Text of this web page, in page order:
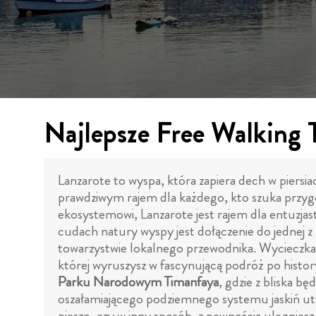
Najlepsze Free Walking
Lanzarote to wyspa, która zapiera dech w
prawdziwym rajem dla każdego, kto szuka
ekosystemowi, Lanzarote jest rajem dla
cudach natury wyspy jest dołączenie do jednej
towarzystwie lokalnego przewodnika.
której wyruszysz w fascynującą podróż po
Parku Narodowym Timanfaya, gdzie z bliska
oszałamiającego podziemnego systemu jaskiń